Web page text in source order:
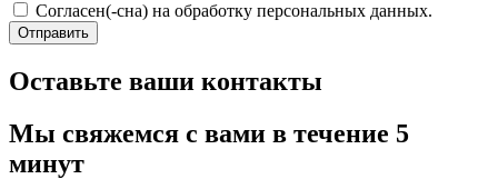
Согласен(-сна) на обработку персональных данных.
Отправить
Оставьте ваши контакты
Мы свяжемся с вами в течение 5
минут